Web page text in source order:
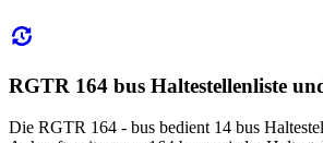
RGTR 164 bus Haltestellenliste
Die RGTR 164 - bus bedient 14 bus